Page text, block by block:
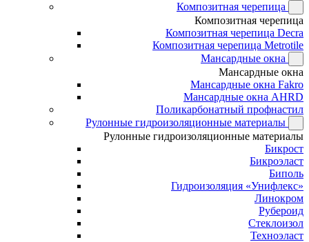
Композитная черепица
Композитная черепица
Композитная черепица Decra
Композитная черепица Metrotile
Мансардные окна
Мансардные окна
Мансардные окна Fakro
Мансардные окна AHRD
Поликарбонатный профнастил
Рулонные гидроизоляционные материалы
Рулонные гидроизоляционные материалы
Бикрост
Бикроэласт
Биполь
Гидроизоляция «Унифлекс»
Линокром
Рубероид
Стеклоизол
Техноэласт